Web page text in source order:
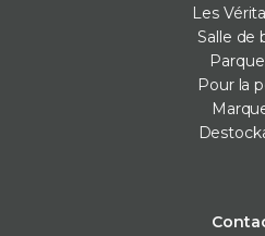
Les
Salle de
Pour la